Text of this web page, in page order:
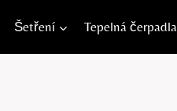
Šetření Tepelná čerpadla